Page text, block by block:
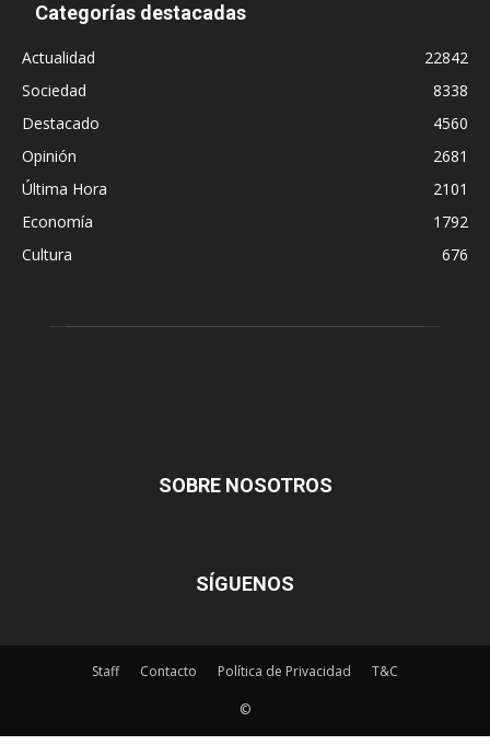
Categorías destacadas
Actualidad
22842
Sociedad
8338
Destacado
4560
Opinión
2681
Última Hora
2101
Economía
1792
Cultura
676
SOBRE NOSOTROS
SÍGUENOS
Staff Contacto Política de Privacidad T&C
©